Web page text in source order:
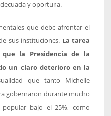
y oportuna.
que debe afrontar el
sus instituciones. La tarea
la Presidencia de la
un claro deterioro en la
que tanto Michelle
gobernaron durante mucho
bajo el 25%, como